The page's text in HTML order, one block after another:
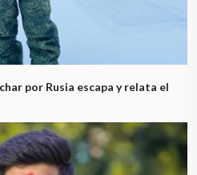
por Rusia escapa y relata el